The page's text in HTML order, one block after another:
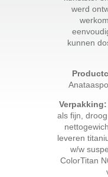
werd
kunnen
Verpakking:
als fijn,
leveren
w/w
ColorTitan